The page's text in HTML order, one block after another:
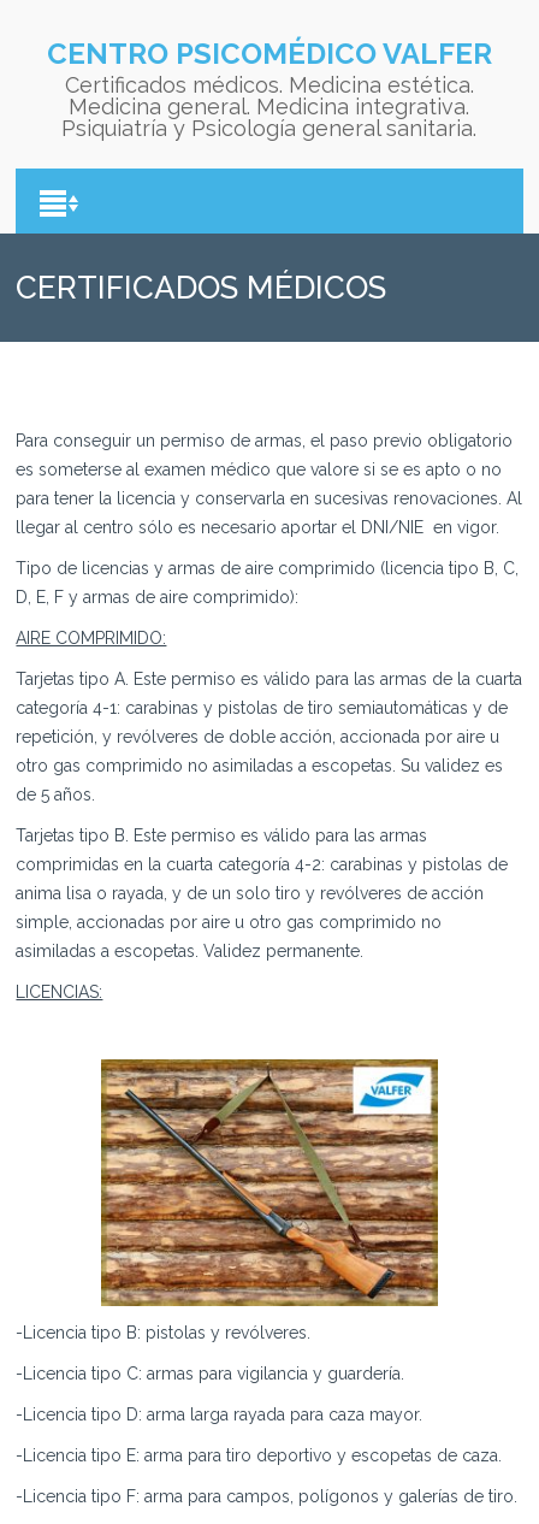
CENTRO PSICOMÉDICO VALFER
Certificados médicos. Medicina estética.
Medicina general. Medicina integrativa.
Psiquiatría y Psicología general sanitaria.
CERTIFICADOS MÉDICOS
Para conseguir un permiso de armas, el paso previo obligatorio
es someterse al examen médico que valore si se es apto o no
para tener la licencia y conservarla en sucesivas renovaciones. Al
llegar al centro sólo es necesario aportar el DNI/NIE en vigor.
Tipo de licencias y armas de aire comprimido (licencia tipo B, C,
D, E, F y armas de aire comprimido):
AIRE COMPRIMIDO:
Tarjetas tipo A. Este permiso es válido para las armas de la cuarta
categoría 4-1: carabinas y pistolas de tiro semiautomáticas y de
repetición, y revólveres de doble acción, accionada por aire u
otro gas comprimido no asimiladas a escopetas. Su validez es
de 5 años.
Tarjetas tipo B. Este permiso es válido para las armas
comprimidas en la cuarta categoría 4-2: carabinas y pistolas de
anima lisa o rayada, y de un solo tiro y revólveres de acción
simple, accionadas por aire u otro gas comprimido no
asimiladas a escopetas. Validez permanente.
LICENCIAS:
-Licencia tipo B: pistolas y revólveres.
-Licencia tipo C: armas para vigilancia y guardería.
-Licencia tipo D: arma larga rayada para caza mayor.
-Licencia tipo E: arma para tiro deportivo y escopetas de caza.
-Licencia tipo F: arma para campos, polígonos y galerías de tiro.